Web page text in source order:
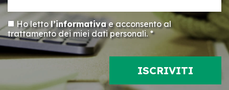
Ho lettol’informativae acconsento al
trattamento dei miei dati personali. *